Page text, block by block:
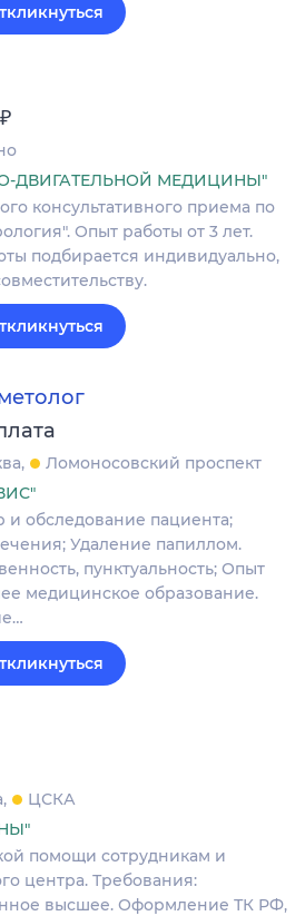
₽
ДВИГАТЕЛЬНОЙ МЕДИЦИНЫ"
консультативного приема по
Опыт работы от 3 лет.
подбирается индивидуально,
Ломоносовский проспект
и обследование пациента;
Удаление папиллом.
пунктуальность; Опыт
медицинское образование.
ЦСКА
помощи сотрудникам и
центра. Требования:
высшее. Оформление ТК РФ,